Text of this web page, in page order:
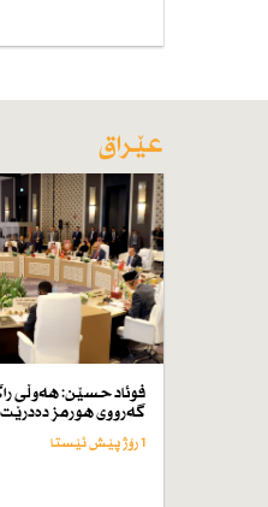
عێراق
فوئاد حسێن: هەوڵی
گەرووی هورمز دەدرێت
1 رۆژ پێش ئێستا